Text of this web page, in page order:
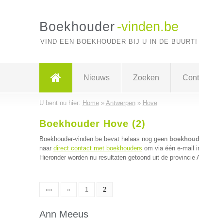
Boekhouder -vinden.be
VIND EEN BOEKHOUDER BIJ U IN DE BUURT!
Nieuws Zoeken
U bent nu hier: Home» Antwerpen» Hove
Boekhouder Hove (2)
Boekhouder-vinden.be bevat helaas nog geen
naar direct contact met boekhouders om via één e-mail
Hieronder worden nu resultaten getoond uit de provincie
«« « 1 2
Ann Meeus